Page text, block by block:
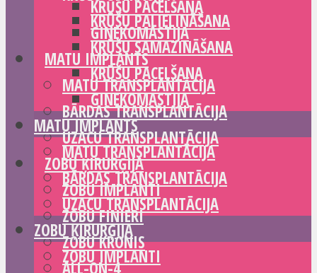
KRŪŠU PACELŠANA
GINEKOMASTIJA
MATU IMPLANTS
MATU TRANSPLANTĀCIJA
BĀRDAS TRANSPLANTĀCIJA
UZACU TRANSPLANTĀCIJA
ZOBU ĶIRURĢIJA
ZOBU IMPLANTI
ZOBU FINIERI
ZOBU KRONIS
ALL-ON-4
KRŪŠU PALIELINĀŠANA
KRŪŠU SAMAZINĀŠANA
KRŪŠU PACELŠANA
GINEKOMASTIJA
MATU IMPLANTS
MATU TRANSPLANTĀCIJA
BĀRDAS TRANSPLANTĀCIJA
UZACU TRANSPLANTĀCIJA
ZOBU ĶIRURĢIJA
ZOBU IMPLANTI